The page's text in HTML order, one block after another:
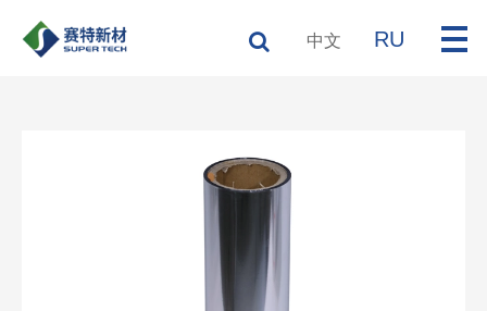
中文 RU